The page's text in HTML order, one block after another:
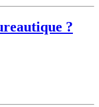
?